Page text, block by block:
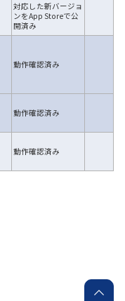
対応した新バージョ
ンをApp Storeで公
開済み
動作確認済み
動作確認済み
動作確認済み